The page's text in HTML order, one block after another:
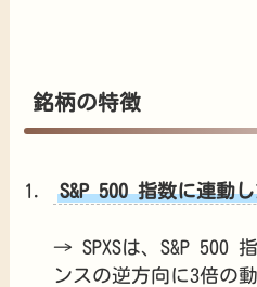
銘柄の特徴
S&P 500 指数に連動
→ SPXSは、S&P 500
ンスの逆方向に3倍の